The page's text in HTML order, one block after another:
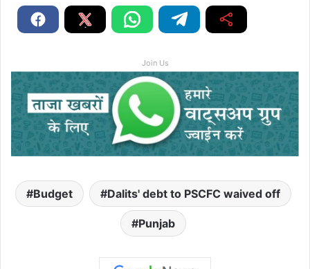
Join Us
Budget Dalits' debt to PSCFC waived off
Punjab